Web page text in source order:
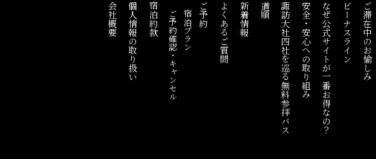
ご滞在中のお愉しみ
ビーナスライン
なぜ公式サイトが一番お得なの？
安全・安心への取り組み
諏訪大社四社を巡る
無料参拝バス
道順
新着情報
よくあるご質問
ご予約
宿泊プラン
ご予約確認・キャンセル
宿泊約款
個人情報の取り扱い
会社概要